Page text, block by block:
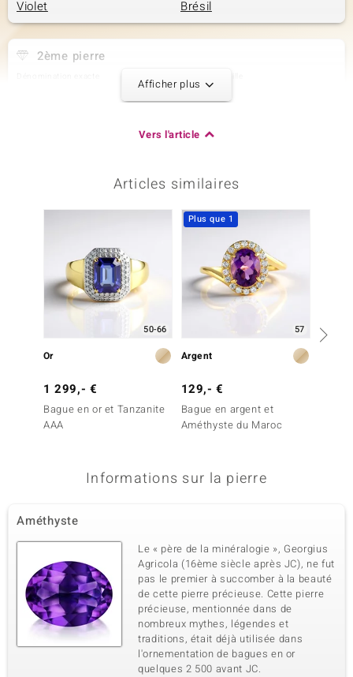
Violet Brésil
2ème pierre
2 à 1,8 mm
Rond
3ème pierre
6 à 1,5 mm
Poids total en carat
0,108 ct
Taille de la pierre
Rond
Sertissage
Serti griffe
Origine
Dénomination exacte
Zircon
Quantité et taille
6 à 1,3 mm
Poids total en carat Taille de la pierre
Cambodge
5ème pierre
Dénomination exacte
1 à 1,1 mm
Poids total en carat
0,006 ct
Taille de la pierre
Rond
Sertissage
Serti griffe
Origine
Cambodge
Afficher plus
Vers l'article
Articles similaires
50-66
Or
1 299,- €
Bague en or et Tanzanite
AAA
Plus que 1
57
Argent
129,- €
Bague en argent et
Améthyste du Maroc
Informations sur la pierre
Améthyste
Le « père de la minéralogie », Georgius
Agricola (16ème siècle après JC), ne fut
pas le premier à succomber à la beauté
de cette pierre précieuse. Cette pierre
précieuse, mentionnée dans de
nombreux mythes, légendes et
traditions, était déjà utilisée dans
l'ornementation de bagues en or
quelques 2 500 avant JC.